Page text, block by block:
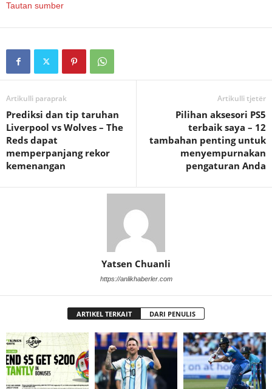
Tautan sumber
Artikulli paraprak
Prediksi dan tip taruhan
Liverpool vs Wolves – The
Reds dapat
memperpanjang rekor
kemenangan
Artikulli tjetër
Pilihan aksesori PS5
terbaik saya – 12
tambahan penting untuk
menyempurnakan
pengaturan Anda
Yatsen Chuanli
https://anlikhaberler.com
ARTIKEL TERKAIT DARI PENULIS